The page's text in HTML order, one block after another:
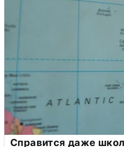
Справится даже